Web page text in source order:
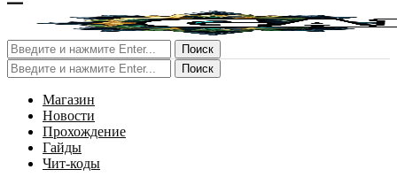
Поиск
Поиск
Магазин
Новости
Прохождение
Гайды
Чит-коды